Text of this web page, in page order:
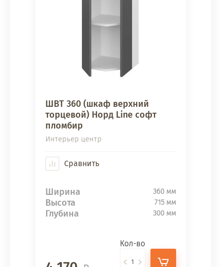
ШВТ 360 (шкаф верхний
торцевой) Норд Line софт
пломбир
Интерьер центр
Сравнить
Ширина 360 мм
Высота 715 мм
Глубина 300 мм
Кол-во